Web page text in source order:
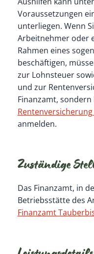
Voraussetzungen
unterliegen. Wenn
Arbeitnehmer oder
Rahmen eines
beschäftigen,
zur Lohnsteuer
und zur
Finanzamt,
anmelden.
Zuständige
Das Finanzamt, in
Betriebsstätte des
Finanzamt